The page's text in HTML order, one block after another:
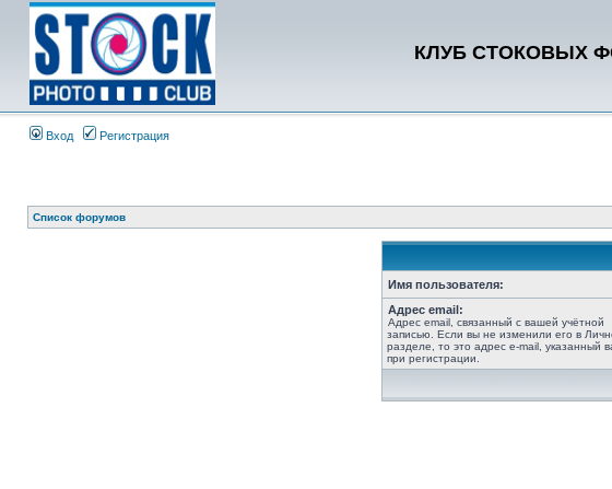
КЛУБ СТОКОВЫХ
Вход Регистрация
Список форумов
Имя пользователя:
Адрес email:
Адрес email, связанный с вашей учётной
записью. Если вы не изменили его в
разделе, то это адрес e-mail, указанный
при регистрации.